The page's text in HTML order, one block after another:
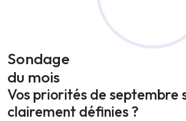
Sondage
du mois
Vos priorités de septembre
clairement définies ?